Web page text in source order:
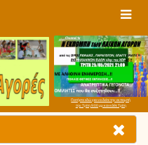
Πατήστε εδώ για να δείτε την εκπομπή
την Τρίτη 9:00 μμ και κάθε Τρίτη